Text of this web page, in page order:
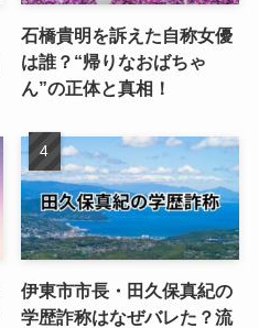
石橋貴明を訴えた自称女優
は誰？“帰りなおばちゃ
ん”の正体と真相！
伊東市市長・田久保真紀の
学歴詐称はなぜバレた？流